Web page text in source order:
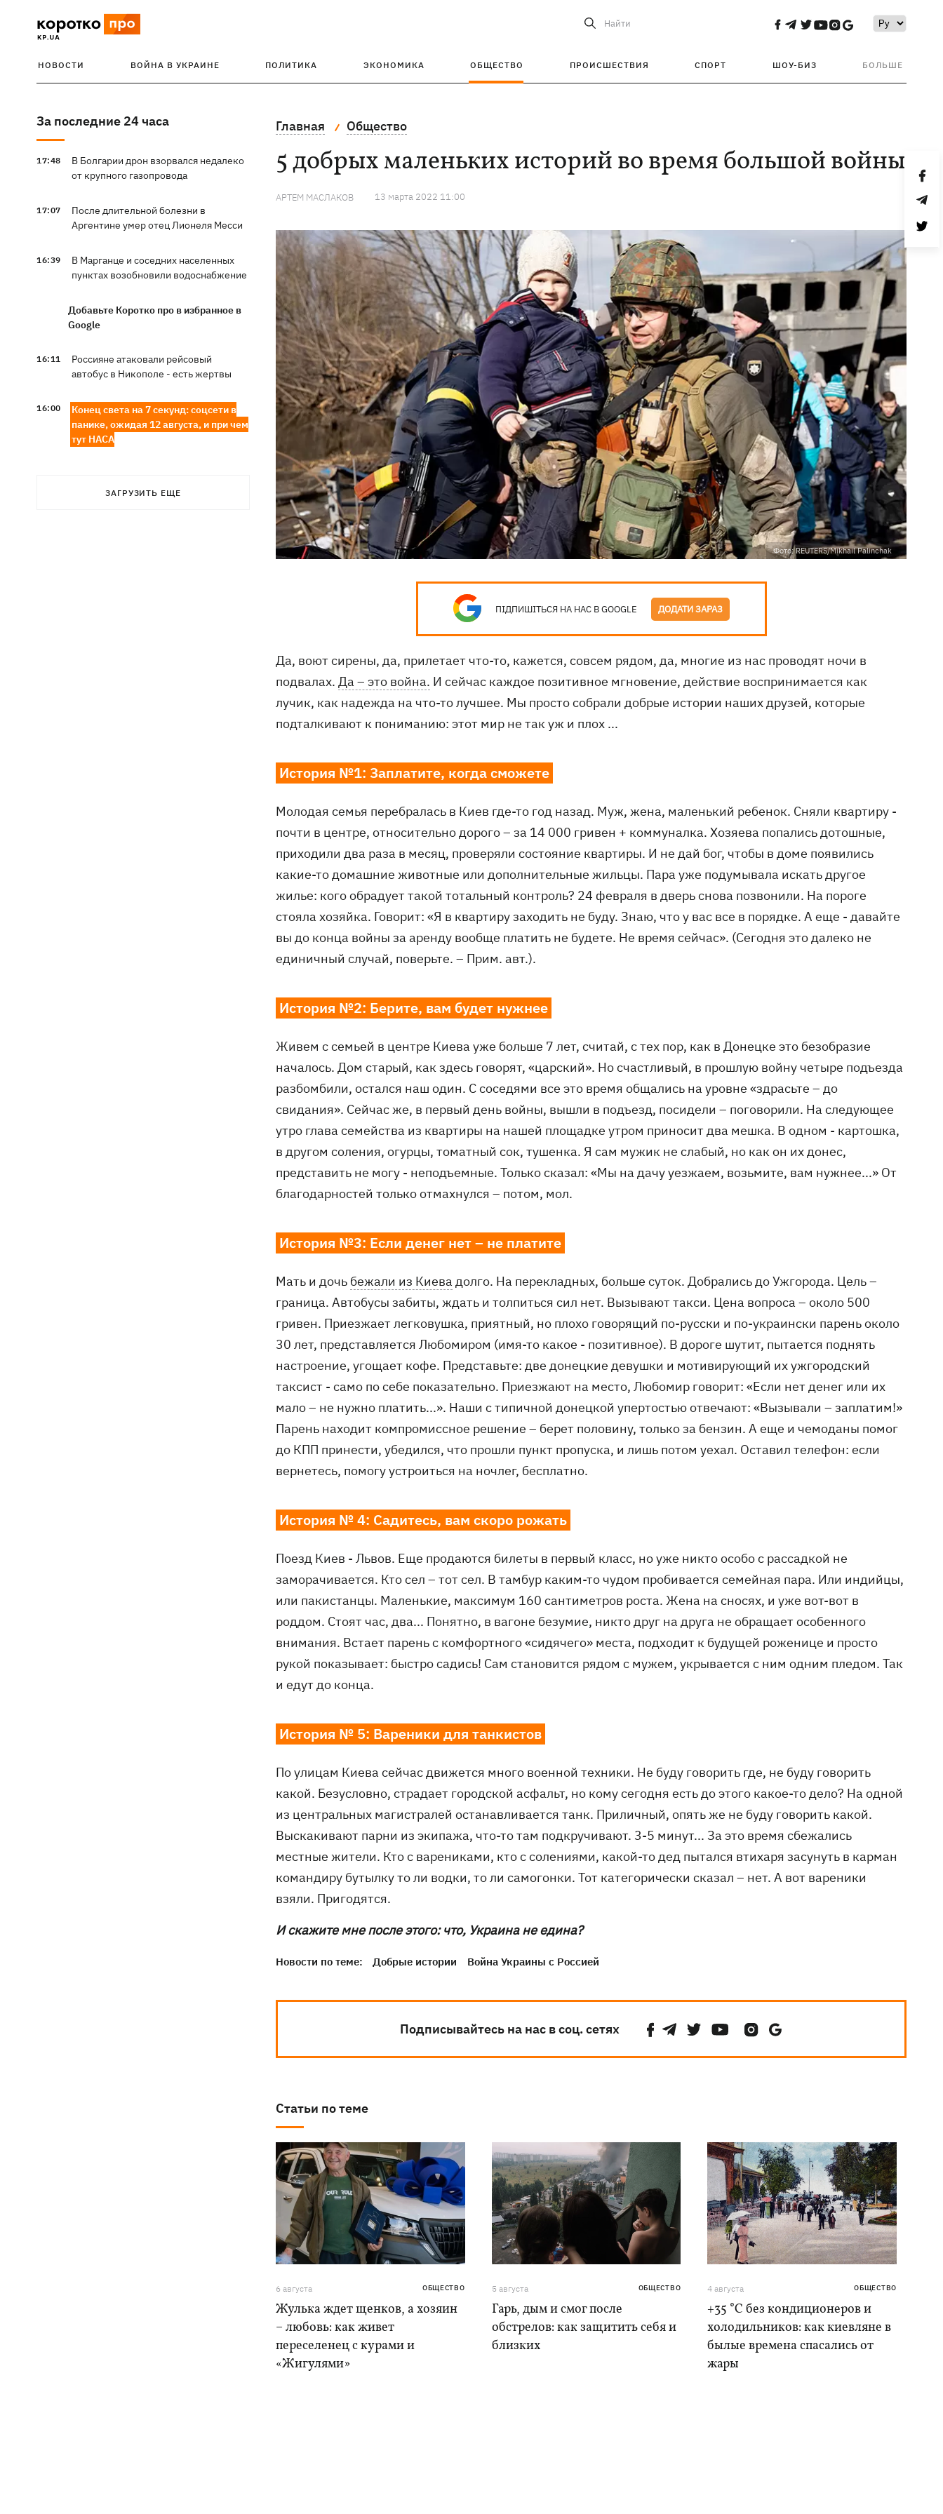
Найти
НОВОСТИ ВОЙНА В УКРАИНЕ ПОЛИТИКА ЭКОНОМИКА ОБЩЕСТВО ПРОИСШЕСТВИЯ СПОРТ ШОУ-БИЗ БОЛЬШЕ
За последние 24 часа
17:48
В Болгарии дрон взорвался недалеко
от крупного газопровода
17:07
После длительной болезни в
Аргентине умер отец Лионеля Месси
16:39
В Марганце и соседних населенных
пунктах возобновили водоснабжение
Добавьте Коротко про в избранное в
Google
16:11
Россияне атаковали рейсовый
автобус в Никополе - есть жертвы
16:00
Конец света на 7 секунд: соцсети в
панике, ожидая 12 августа, и при чем
тут НАСА
в Черном море
ЗАГРУЗИТЬ ЕЩЕ
Главная Общество
5 добрых маленьких историй во время большой войны
АРТЕМ МАСЛАКОВ 13 марта 2022 11:00
Фото: REUTERS/Mikhail Palinchak
ПІДПИШІТЬСЯ НА НАС В GOOGLE ДОДАТИ ЗАРАЗ
Да, воют сирены, да, прилетает что-то, кажется, совсем рядом, да, многие из нас проводят ночи в
подвалах. Да – это война. И сейчас каждое позитивное мгновение, действие воспринимается как
лучик, как надежда на что-то лучшее. Мы просто собрали добрые истории наших друзей, которые
подталкивают к пониманию: этот мир не так уж и плох ...
История №1: Заплатите, когда сможете
Молодая семья перебралась в Киев где-то год назад. Муж, жена, маленький ребенок. Сняли квартиру -
почти в центре, относительно дорого – за 14 000 гривен + коммуналка. Хозяева попались дотошные,
приходили два раза в месяц, проверяли состояние квартиры. И не дай бог, чтобы в доме появились
какие-то домашние животные или дополнительные жильцы. Пара уже подумывала искать другое
жилье: кого обрадует такой тотальный контроль? 24 февраля в дверь снова позвонили. На пороге
стояла хозяйка. Говорит: «Я в квартиру заходить не буду. Знаю, что у вас все в порядке. А еще - давайте
вы до конца войны за аренду вообще платить не будете. Не время сейчас». (Сегодня это далеко не
единичный случай, поверьте. – Прим. авт.).
История №2: Берите, вам будет нужнее
Живем с семьей в центре Киева уже больше 7 лет, считай, с тех пор, как в Донецке это безобразие
началось. Дом старый, как здесь говорят, «царский». Но счастливый, в прошлую войну четыре подъезда
разбомбили, остался наш один. С соседями все это время общались на уровне «здрасьте – до
свидания». Сейчас же, в первый день войны, вышли в подъезд, посидели – поговорили. На следующее
утро глава семейства из квартиры на нашей площадке утром приносит два мешка. В одном - картошка,
в другом соления, огурцы, томатный сок, тушенка. Я сам мужик не слабый, но как он их донес,
представить не могу - неподъемные. Только сказал: «Мы на дачу уезжаем, возьмите, вам нужнее...» От
благодарностей только отмахнулся – потом, мол.
История №3: Если денег нет – не платите
Мать и дочь бежали из Киева долго. На перекладных, больше суток. Добрались до Ужгорода. Цель –
граница. Автобусы забиты, ждать и толпиться сил нет. Вызывают такси. Цена вопроса – около 500
гривен. Приезжает легковушка, приятный, но плохо говорящий по-русски и по-украински парень около
30 лет, представляется Любомиром (имя-то какое - позитивное). В дороге шутит, пытается поднять
настроение, угощает кофе. Представьте: две донецкие девушки и мотивирующий их ужгородский
таксист - само по себе показательно. Приезжают на место, Любомир говорит: «Если нет денег или их
мало – не нужно платить...». Наши с типичной донецкой упертостью отвечают: «Вызывали – заплатим!»
Парень находит компромиссное решение – берет половину, только за бензин. А еще и чемоданы помог
до КПП принести, убедился, что прошли пункт пропуска, и лишь потом уехал. Оставил телефон: если
вернетесь, помогу устроиться на ночлег, бесплатно.
История № 4: Садитесь, вам скоро рожать
Поезд Киев - Львов. Еще продаются билеты в первый класс, но уже никто особо с рассадкой не
заморачивается. Кто сел – тот сел. В тамбур каким-то чудом пробивается семейная пара. Или индийцы,
или пакистанцы. Маленькие, максимум 160 сантиметров роста. Жена на сносях, и уже вот-вот в
роддом. Стоят час, два... Понятно, в вагоне безумие, никто друг на друга не обращает особенного
внимания. Встает парень с комфортного «сидячего» места, подходит к будущей роженице и просто
рукой показывает: быстро садись! Сам становится рядом с мужем, укрывается с ним одним пледом. Так
и едут до конца.
История № 5: Вареники для танкистов
По улицам Киева сейчас движется много военной техники. Не буду говорить где, не буду говорить
какой. Безусловно, страдает городской асфальт, но кому сегодня есть до этого какое-то дело? На одной
из центральных магистралей останавливается танк. Приличный, опять же не буду говорить какой.
Выскакивают парни из экипажа, что-то там подкручивают. 3-5 минут... За это время сбежались
местные жители. Кто с варениками, кто с солениями, какой-то дед пытался втихаря засунуть в карман
командиру бутылку то ли водки, то ли самогонки. Тот категорически сказал – нет. А вот вареники
взяли. Пригодятся.
И скажите мне после этого: что, Украина не едина?
Новости по теме: Добрые истории Война Украины с Россией
Подписывайтесь на нас в соц. сетях
Статьи по теме
6 августа ОБЩЕСТВО
Жулька ждет щенков, а хозяин
– любовь: как живет
переселенец с курами и
«Жигулями»
5 августа ОБЩЕСТВО
Гарь, дым и смог после
обстрелов: как защитить себя и
близких
4 августа ОБЩЕСТВО
+35 °C без кондиционеров и
холодильников: как киевляне в
былые времена спасались от
жары